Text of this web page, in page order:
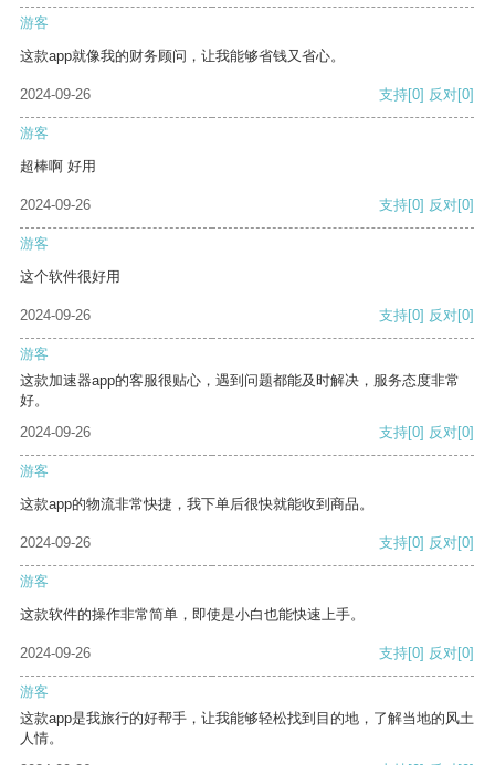
游客
这款app就像我的财务顾问，让我能够省钱又省心。
2024-09-26 支持[0] 反对[0]
游客
超棒啊 好用
2024-09-26 支持[0] 反对[0]
游客
这个软件很好用
2024-09-26 支持[0] 反对[0]
游客
这款加速器app的客服很贴心，遇到问题都能及时解决，服务态度非常
好。
2024-09-26
支持[0] 反对[0]
游客
这款app的物流非常快捷，我下单后很快就能收到商品。
2024-09-26 支持[0] 反对[0]
游客
这款软件的操作非常简单，即使是小白也能快速上手。
2024-09-26 支持[0] 反对[0]
游客
这款app是我旅行的好帮手，让我能够轻松找到目的地，了解当地的风土
人情。